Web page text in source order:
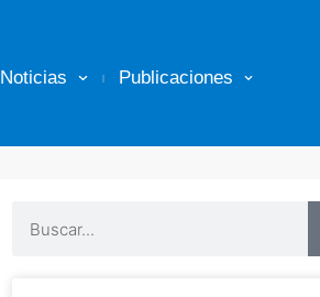
Noticias Publicaciones